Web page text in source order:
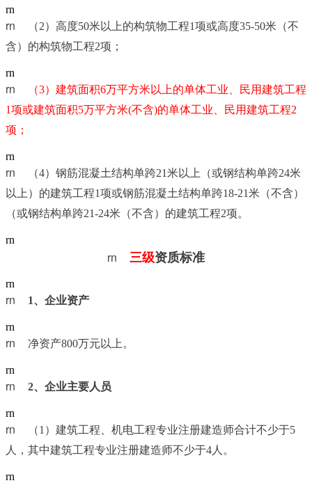
rn
（2）高度50米以上的构筑物工程1项或高度35-50米（不
含）的构筑物工程2项；
rn
（3）建筑面积6万平方米以上的单体工业、民用建筑工程
1项或建筑面积5万平方米(不含)的单体工业、民用建筑工程2
项；
rn
（4）钢筋混凝土结构单跨21米以上（或钢结构单跨24米
以上）的建筑工程1项或钢筋混凝土结构单跨18-21米（不含）
（或钢结构单跨21-24米（不含）的建筑工程2项。
rn
三级资质标准
rn
1、企业资产
rn
净资产800万元以上。
rn
2、企业主要人员
rn
（1）建筑工程、机电工程专业注册建造师合计不少于5
人，其中建筑工程专业注册建造师不少于4人。
rn